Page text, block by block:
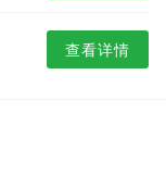
查看详情